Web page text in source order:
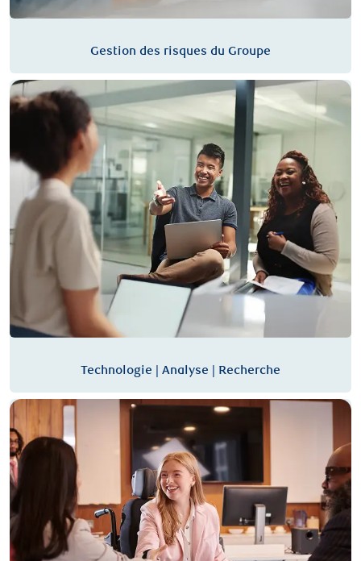
Gestion des risques du Groupe
Technologie | Analyse | Recherche
Technologie | Analyse | Recherche
Programmes de stages en roulement | Stages